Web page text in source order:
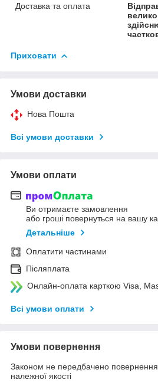
Доставка та оплата
Приховати
Умови доставки
Нова Пошта
Всі умови доставки
Умови оплати
Ви отримаєте замовлення
або гроші повернуться на вашу
Детальніше
Оплатити частинами
Післяплата
Онлайн-оплата карткою Visa,
Всі умови оплати
Умови повернення
Законом не передбачено повернення
належної якості